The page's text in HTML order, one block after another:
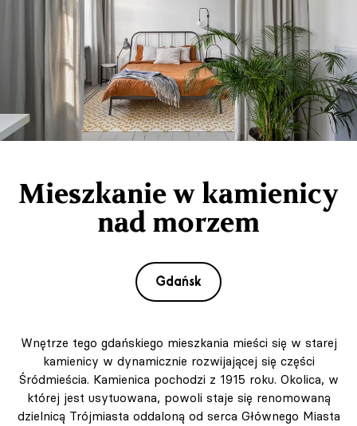
Mieszkanie w kamienicy
nad morzem
Gdańsk
Wnętrze tego gdańskiego mieszkania mieści się w starej
kamienicy w dynamicznie rozwijającej się części
Śródmieścia. Kamienica pochodzi z 1915 roku. Okolica, w
której jest usytuowana, powoli staje się renomowaną
dzielnicą Trójmiasta oddaloną od serca Głównego Miasta